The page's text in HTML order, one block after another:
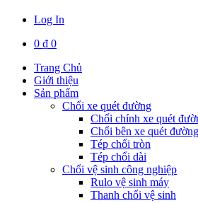
Log In
0 ₫ 0
Trang Chủ
Giới thiệu
Sản phẩm
Chổi xe quét đường
Chổi chính xe quét
Chổi bên xe quét đường
Tép chổi tròn
Tép chổi dài
Chổi vệ sinh công nghiệp
Rulo vệ sinh máy
Thanh chổi vệ sinh